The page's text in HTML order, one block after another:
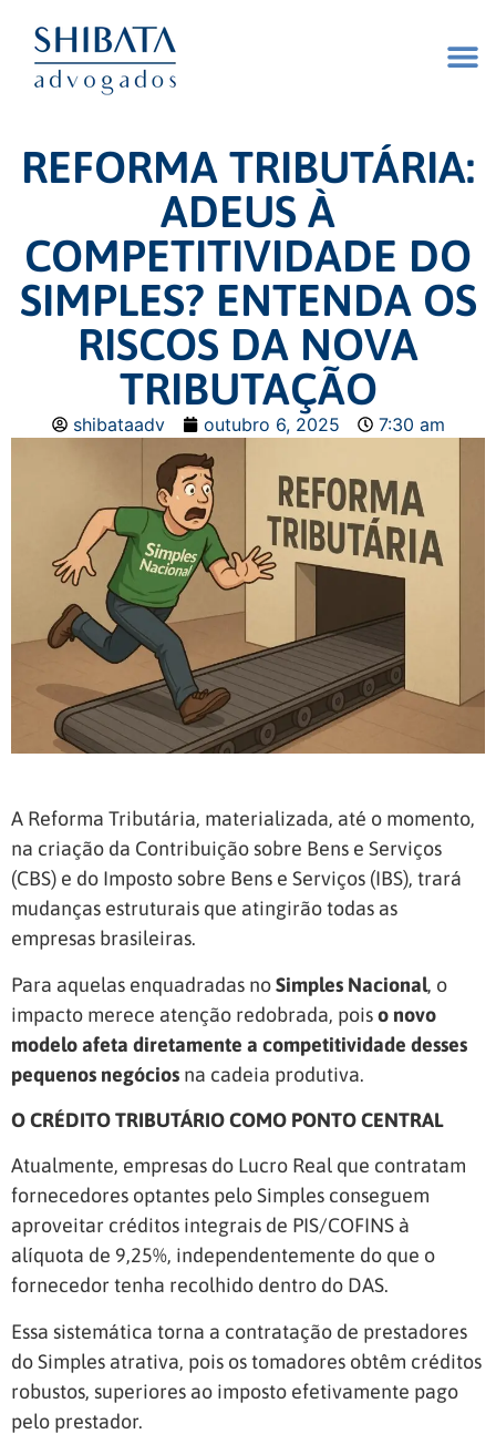
REFORMA TRIBUTÁRIA:
ADEUS À
COMPETITIVIDADE DO
SIMPLES? ENTENDA OS
RISCOS DA NOVA
TRIBUTAÇÃO
shibataadv outubro 6, 2025 7:30 am
A Reforma Tributária, materializada, até o momento,
na criação da Contribuição sobre Bens e Serviços
(CBS) e do Imposto sobre Bens e Serviços (IBS), trará
mudanças estruturais que atingirão todas as
empresas brasileiras.
Para aquelas enquadradas noSimples Nacional, o
impacto merece atenção redobrada, poiso novo
modelo afeta diretamente a competitividade desses
pequenos negócios na cadeia produtiva.
O CRÉDITO TRIBUTÁRIO COMO PONTO CENTRAL
Atualmente, empresas do Lucro Real que contratam
fornecedores optantes pelo Simples conseguem
aproveitar créditos integrais de PIS/COFINS à
alíquota de 9,25%, independentemente do que o
fornecedor tenha recolhido dentro do DAS.
Essa sistemática torna a contratação de prestadores
do Simples atrativa, pois os tomadores obtêm créditos
robustos, superiores ao imposto efetivamente pago
pelo prestador.